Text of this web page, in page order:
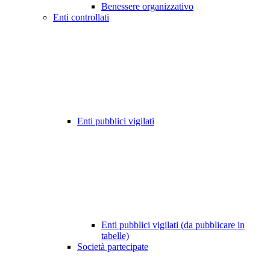
Benessere organizzativo
Enti controllati
Enti pubblici vigilati
Enti pubblici vigilati (da pubblicare in
tabelle)
Società partecipate